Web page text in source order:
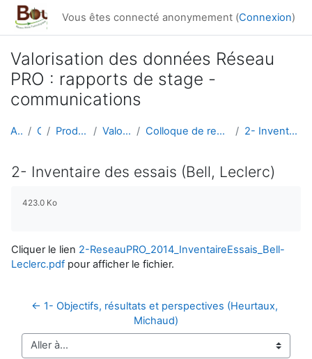
Passer au contenu principal
Vous êtes connecté anonymement (Connexion)
Valorisation des données Réseau
PRO : rapports de stage -
communications
Accueil Cours Productions du réseau Valorisation données Colloque de restitution du Réseau PRO, le 5 décemb... 2- Inventaire des essais (Bell, Leclerc)
2- Inventaire des essais (Bell, Leclerc)
423.0 Ko
Cliquer le lien 2-ReseauPRO_2014_InventaireEssais_Bell-
Leclerc.pdf pour afficher le fichier.
← 1- Objectifs, résultats et perspectives (Heurtaux,
Michaud)
Aller à…